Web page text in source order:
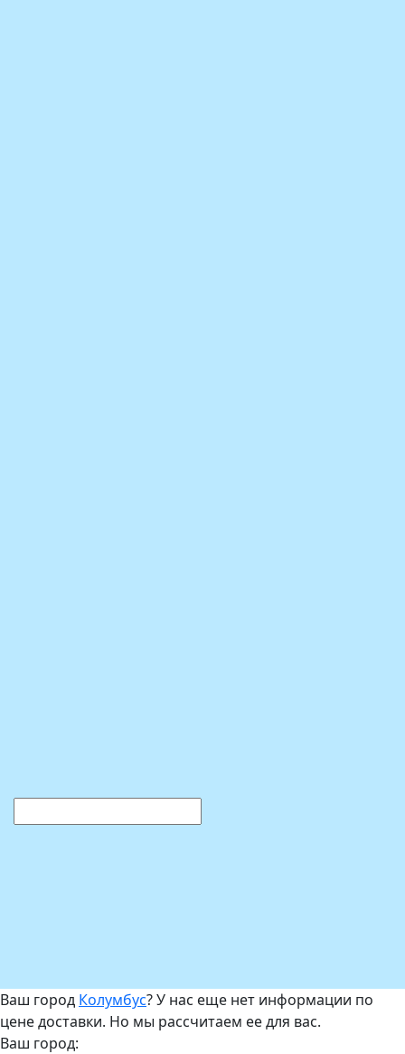
Ваш город Колумбус? У нас еще нет информации по
цене доставки. Но мы рассчитаем ее для вас.
Ваш город: